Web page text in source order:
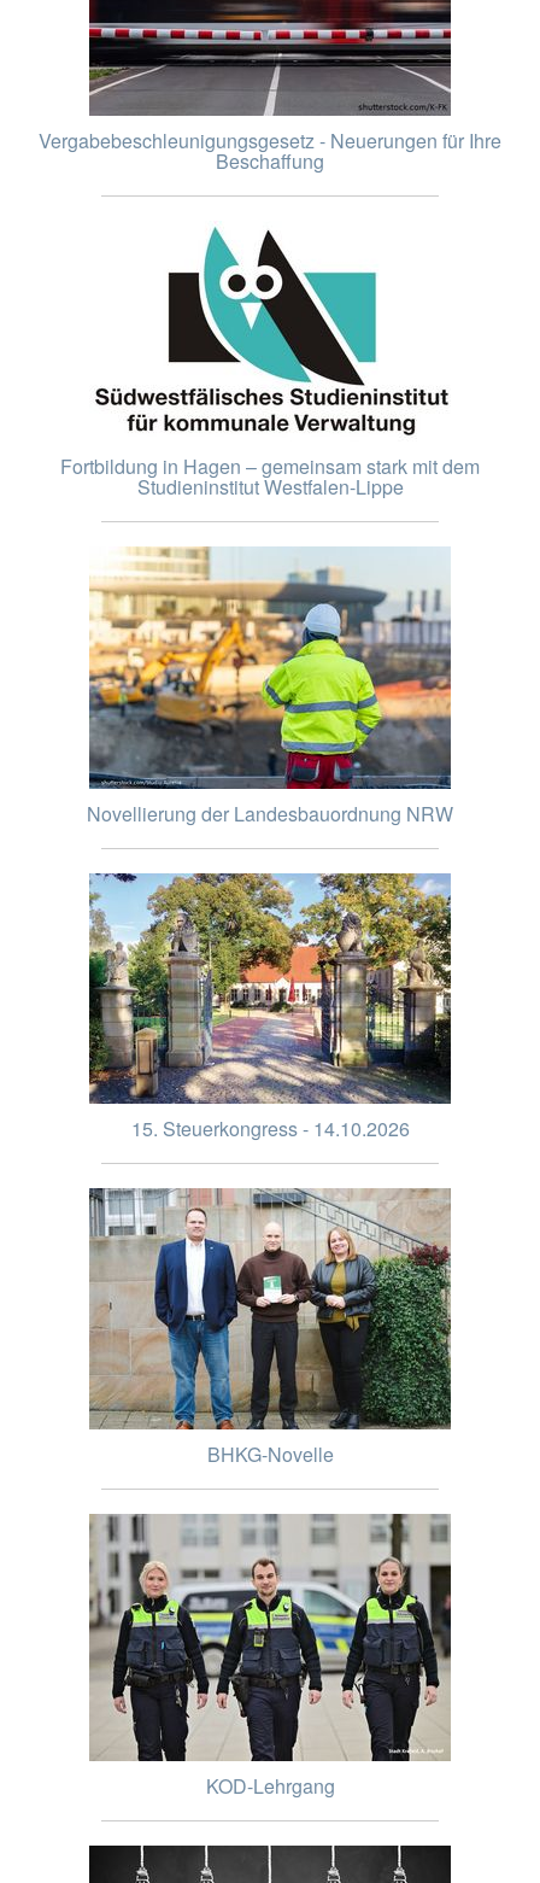
Vergabebeschleunigungsgesetz - Neuerungen für Ihre
Beschaffung
Fortbildung in Hagen – gemeinsam stark mit dem
Studieninstitut Westfalen-Lippe
Novellierung der Landesbauordnung NRW
15. Steuerkongress - 14.10.2026
BHKG-Novelle
KOD-Lehrgang